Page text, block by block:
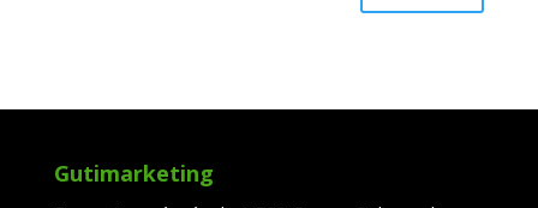
Gutimarketing